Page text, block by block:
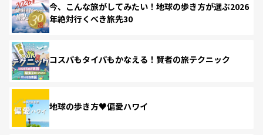
今、こんな旅がしてみたい！地球の歩き方が選ぶ2026
年絶対行くべき旅先30
コスパもタイパもかなえる！賢者の旅テクニック
地球の歩き方♥偏愛ハワイ